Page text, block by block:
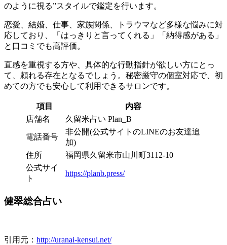
のように視る”スタイルで鑑定を行います。
恋愛、結婚、仕事、家族関係、トラウマなど多様な悩みに対
応しており、「はっきりと言ってくれる」「納得感がある」
と口コミでも高評価。
直感を重視する方や、具体的な行動指針が欲しい方にとっ
て、頼れる存在となるでしょう。秘密厳守の個室対応で、初
めての方でも安心して利用できるサロンです。
項目
内容
店舗名
久留米占い Plan_B
電話番号
非公開(公式サイトのLINEのお友達追
加)
住所
福岡県久留米市山川町3112-10
公式サイ
ト
https://planb.press/
健翠総合占い
引用元： http://uranai-kensui.net/